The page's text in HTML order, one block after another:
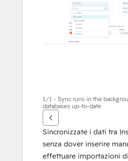
1/1 - Sync runs in the
databases up-to-date
Sincronizzate i dati tra
senza dover inserire
effettuare importazioni